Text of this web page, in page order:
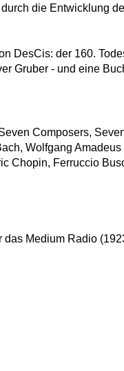
die Entwicklung
DesCis: der 160.
Gruber - und eine
Composers,
Wolfgang
Chopin, Ferruccio
das Medium Radio